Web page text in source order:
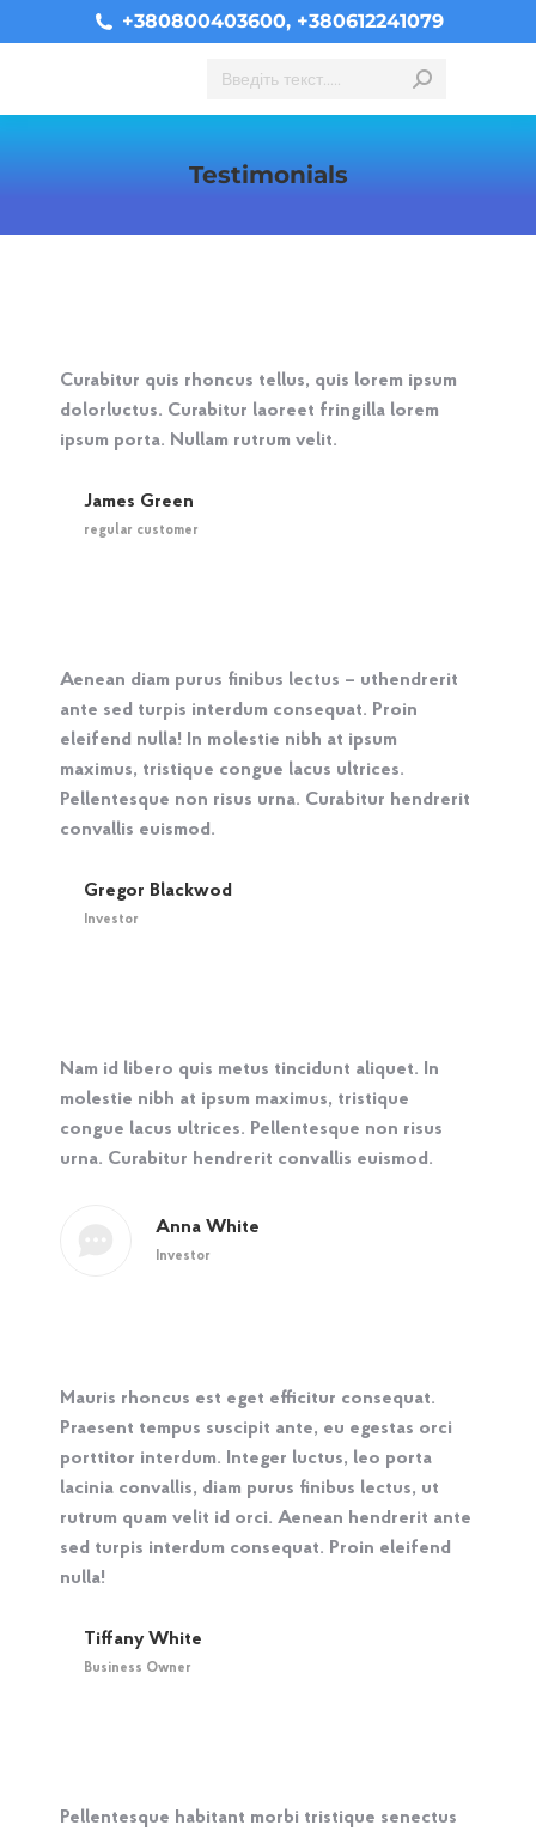
+380800403600, +380612241079
Search:
Testimonials
James Green
regular customer
Curabitur quis rhoncus tellus, quis lorem ipsum
dolorluctus. Curabitur laoreet fringilla lorem
ipsum porta. Nullam rutrum velit.
Gregor Blackwod
Investor
Aenean diam purus finibus lectus – uthendrerit
ante sed turpis interdum consequat. Proin
eleifend nulla! In molestie nibh at ipsum
maximus, tristique congue lacus ultrices.
Pellentesque non risus urna. Curabitur hendrerit
convallis euismod.
Anna White
Investor
Nam id libero quis metus tincidunt aliquet. In
molestie nibh at ipsum maximus, tristique
congue lacus ultrices. Pellentesque non risus
urna. Curabitur hendrerit convallis euismod.
Tiffany White
Business Owner
Mauris rhoncus est eget efficitur consequat.
Praesent tempus suscipit ante, eu egestas orci
porttitor interdum. Integer luctus, leo porta
lacinia convallis, diam purus finibus lectus, ut
rutrum quam velit id orci. Aenean hendrerit ante
sed turpis interdum consequat. Proin eleifend
nulla!
Pellentesque habitant morbi tristique senectus